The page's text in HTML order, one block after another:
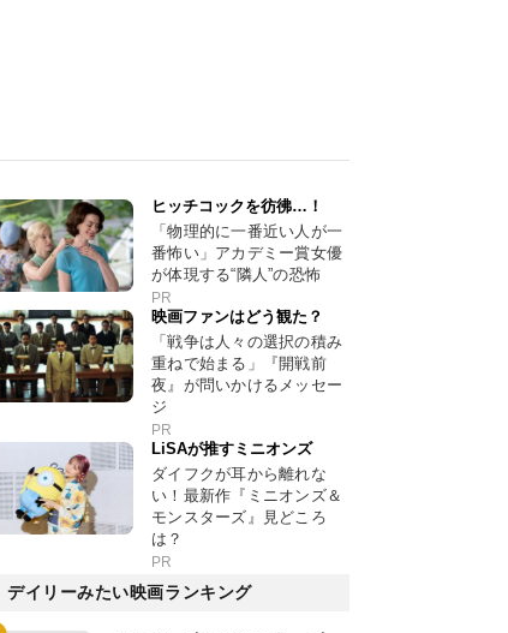
ヒッチコックを彷彿…！
「物理的に一番近い人が一
番怖い」アカデミー賞女優
が体現する“隣人”の恐怖
PR
映画ファンはどう観た？
「戦争は人々の選択の積み
重ねで始まる」『開戦前
夜』が問いかけるメッセー
ジ
PR
LiSAが推すミニオンズ
ダイフクが耳から離れな
い！最新作『ミニオンズ＆
モンスターズ』見どころ
は？
PR
デイリーみたい映画ランキング